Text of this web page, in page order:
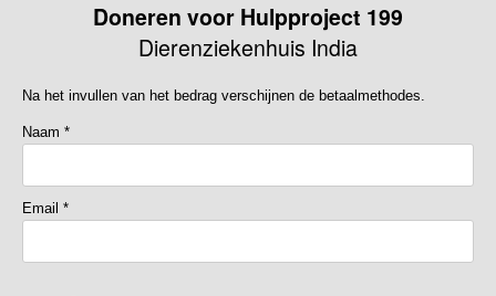
Doneren voor Hulpproject 199
Dierenziekenhuis India
Na het invullen van het bedrag verschijnen de betaalmethodes.
Naam *
Email *